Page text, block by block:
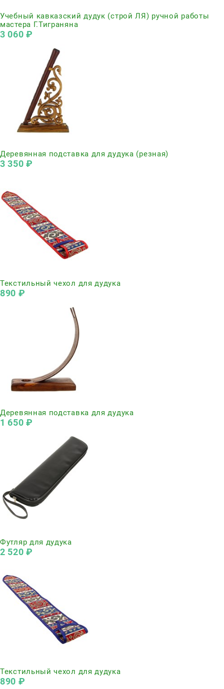
Учебный кавказский дудук (строй ЛЯ) ручной работы
мастера Г.Тиграняна
3 060 ₽
Деревянная подставка для дудука (резная)
3 350 ₽
Текстильный чехол для дудука
890 ₽
Деревянная подставка для дудука
1 650 ₽
Футляр для дудука
2 520 ₽
Текстильный чехол для дудука
890 ₽